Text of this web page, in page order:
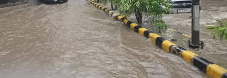
دونوں راستوں پر سول کام کے لیے منتخب کردہ ایجنسی لارسن
اینڈ ٹوبرو (L&T) ہے۔ سول ورک کی تخمینہ لاگت 1,200 کروڑ
ہے۔اس لائن پر آٹھ اسٹیشن بنائے جائیں گے۔ ان میں
سیکٹر-38A بوٹینیکل گارڈن، سیکٹر-44، نوئیڈا آفس، سیکٹر-96،
سیکٹر-97، سیکٹر-105، سیکٹر-108، سیکٹر-93، اور پنچشیل
بوائز انٹر کالج شامل ہوں گے۔